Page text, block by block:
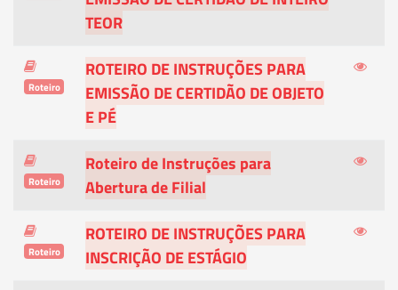
TEOR
Roteiro
ROTEIRO DE INSTRUÇÕES PARA
EMISSÃO DE CERTIDÃO DE OBJETO
E PÉ
Roteiro
Roteiro de Instruções para
Abertura de Filial
Roteiro
ROTEIRO DE INSTRUÇÕES PARA
INSCRIÇÃO DE ESTÁGIO